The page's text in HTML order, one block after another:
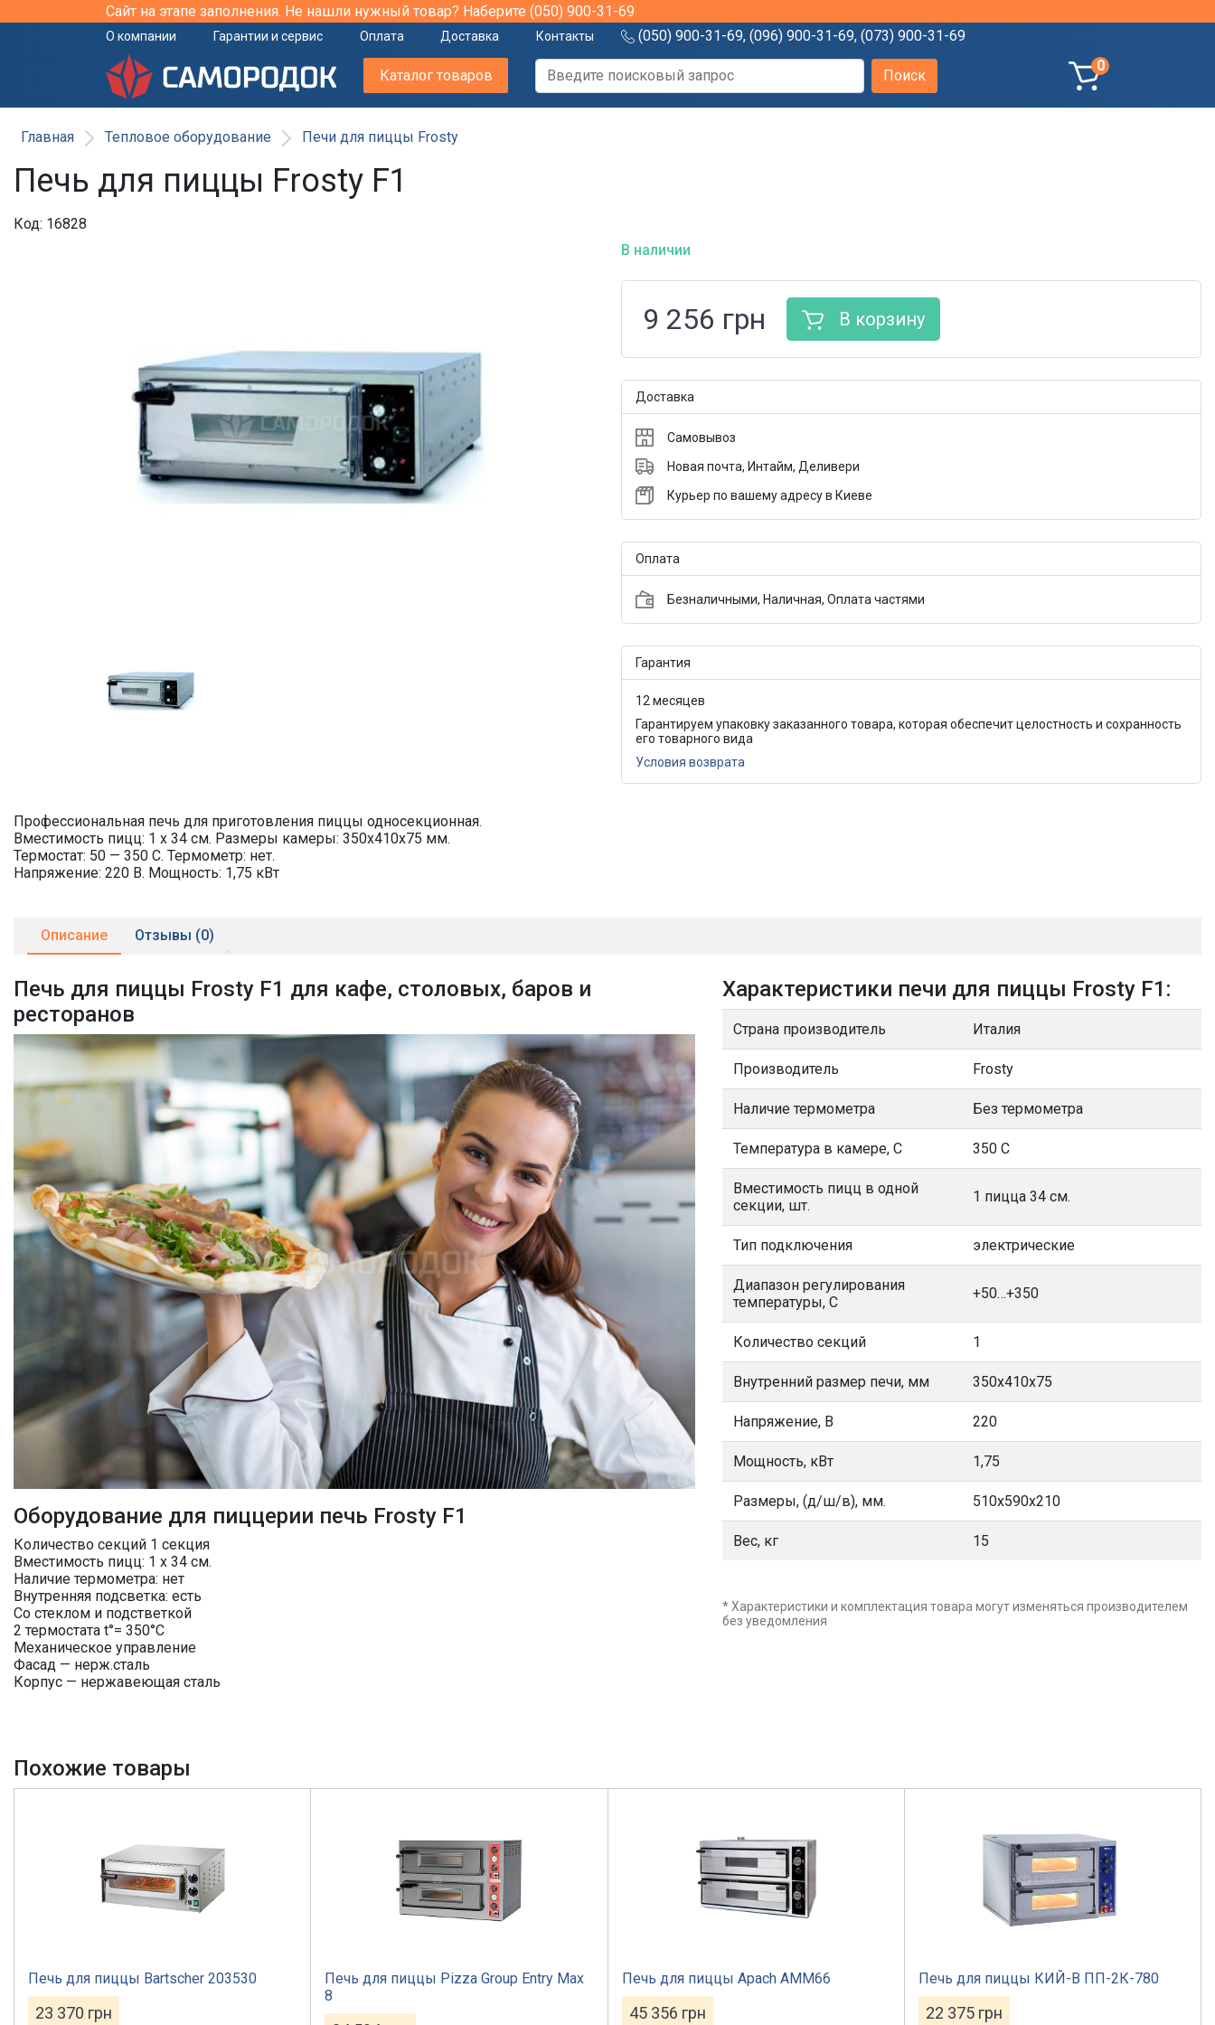
Сайт на этапе заполнения. Не нашли нужный товар? Наберите (050) 900-31-69
О компании Гарантии и сервис Оплата Доставка Контакты (050) 900-31-69, (096) 900-31-69, (073) 900-31-69
Каталог товаров
0
Главная Тепловое оборудование Печи для пиццы Frosty
Печь для пиццы Frosty F1
Код: 16828
В наличии
9 256 грн В корзину
Доставка
Самовывоз
Новая почта, Интайм, Деливери
Курьер по вашему адресу в Киеве
Оплата
Безналичными, Наличная, Оплата частями
Гарантия
12 месяцев
Гарантируем упаковку заказанного товара, которая обеспечит целостность и сохранность
его товарного вида
Условия возврата
Профессиональная печь для приготовления пиццы односекционная.
Вместимость пицц: 1 х 34 см. Размеры камеры: 350х410х75 мм.
Термостат: 50 — 350 С. Термометр: нет.
Напряжение: 220 В. Мощность: 1,75 кВт
Описание Отзывы (0)
Печь для пиццы Frosty F1 для кафе, столовых, баров и
ресторанов
Оборудование для пиццерии печь Frosty F1
Количество секций 1 секция
Вместимость пицц: 1 х 34 см.
Наличие термометра: нет
Внутренняя подсветка: есть
Со стеклом и подстветкой
2 термостата t°= 350°C
Механическое управление
Фасад — нерж.сталь
Корпус — нержавеющая сталь
Характеристики печи для пиццы Frosty F1:
Страна производитель Италия
Производитель Frosty
Наличие термометра Без термометра
Температура в камере, С 350 С
Вместимость пицц в одной
секции, шт.
1 пицца 34 см.
Тип подключения электрические
Диапазон регулирования
температуры, С
+50…+350
Количество секций 1
Внутренний размер печи, мм 350х410х75
Напряжение, В 220
Мощность, кВт 1,75
Размеры, (д/ш/в), мм. 510х590х210
Вес, кг 15
* Характеристики и комплектация товара могут изменяться производителем
без уведомления
Похожие товары
Печь для пиццы Bartscher 203530
23 370 грн
Печь для пиццы Pizza Group Entry Max
8
Печь для пиццы Apach АMМ66
45 356 грн
Печь для пиццы КИЙ-В ПП-2К-780
22 375 грн